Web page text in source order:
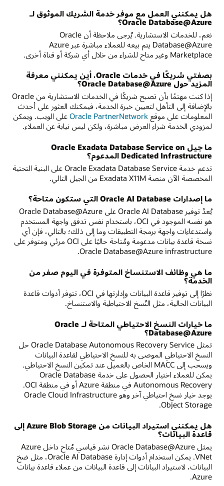
هل يمكنني العمل مع موفر خدمة الشريك الموثوق لـ
Oracle Database@Azure؟
نعم، للخدمات الاستشارية. يُرجى ملاحظة أن Oracle
Database@Azure يتم بيعه للعملاء مباشرة عبر Azure
Marketplace وغير متاح للشراء من خلال أي شركة أو قناة أخرى.
بصفتي شريكًا في خدمات Oracle، أين يمكنني معرفة
المزيد حول Oracle Database@Azure؟
إذا كنت مهتمًا بأن تصبح شريكًا في الخدمات الاستشارية من Oracle
بالإضافة إلى التأهل لتعيين خبرة الخدمة، فيمكنك العثور على أحدث
المعلومات على موقع
على الويب. ويمكن
لمزودي الخدمة شراء العرض مباشرة، ولكن ليس نيابة عن العملاء.
ما جيل Oracle Exadata Database Service on
Dedicated Infrastructure المدعوم؟
تدعم خدمة Oracle Exadata Database Service على البنية التحتية
المخصصة الآن منصة Exadata X11M من الجيل التالي.
ما إصدارات Oracle AI Database التي ستكون متاحة؟
يُعدّ توفير Oracle AI Database على Oracle Database@Azure
هو نفسه الموجود في OCI، باستخدام نفس تدفق واجهة المستخدم
واستدعاءات واجهة برمجة التطبيقات وما إلى ذلك؛ بالتالي، فإن أي
نسخة قاعدة بيانات مدعومة ومُتاحة حاليًا على OCI مرئي ومتوفر على
Oracle Database@Azure infrastructure.
ما هي وظائف الاستنساخ المتوفرة في اليوم صفر من
الخدمة؟
نظرًا إلى توفير قاعدة البيانات وإدارتها في OCI، تتوفر أدوات قاعدة
البيانات الحالية، مثل النُسخ الاحتياطية والاستنساخ.
ما خيارات النسخ الاحتياطي المتاحة لـ Oracle
Database@Azure؟
تمثل Oracle Database Autonomous Recovery Service حل
النسخ الاحتياطي الموصى به للنسخ الاحتياطي لقاعدة البيانات
ويسحب إلى MACC الخاص بالعميل عند تمكين النسخ الاحتياطي.
يمكن للعملاء اختيار الحصول على خدمة Oracle Database
Autonomous Recovery في منطقة Azure أو في منطقة OCI.
يوجد خيار نسخ احتياطي آخر وهو Oracle Cloud Infrastructure
Object Storage.
هل يمكنني استيراد البيانات من Azure Blob Storage إلى
قاعدة البيانات؟
يمثل Oracle Database@Azure نشر قياسي مُتاح داخل Azure
VNet. يمكن استخدام أدوات إدارة Oracle AI Database، مثل ضخ
البيانات، لاستيراد البيانات إلى قاعدة البيانات من عملاء قاعدة بيانات
Azure.